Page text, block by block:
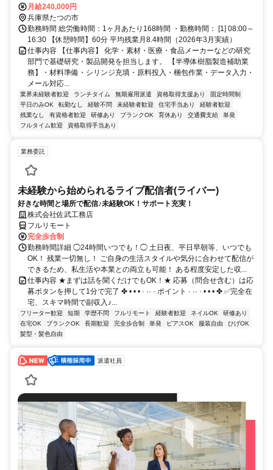
月給240,000円
兵庫県たつの市
勤務時間 総労働時間：1ヶ月あたり168時間 ・勤務時間： [1] 08:00～
16:30 【休憩時間】60分 平均残業月8.4時間（2026年3月実績）
仕事内容 【仕事内容】 化学・素材・医療・食品メーカーなどの研究
部門で基礎研究・製品開発を担当します。 【半導体樹脂製造補助業
務】・材料準備・シリンジ充填・原料投入・梱包作業・データ入力・
メール対応...
業界未経験者歓迎 ランチタイム 無期雇用派遣 資格取得支援あり
固定時間制
平日のみOK
転勤なし 経験不問 未経験者歓迎 住宅手当あり
経験者歓迎
残業なし
有資格者歓迎 研修あり ブランクOK 育休あり 交通費支給
単発
フルタイム歓迎
資格取得手当あり
業務委託
未経験から始められるライブ配信者(ライバー)
好きな時間と場所で配信♪未経験OK！サポート充実！
株式会社佐武工務店
フルリモート
完全歩合制
勤務時間詳細 ◯24時間いつでも！◯ 土日夜、平日早朝等、いつでも
OK！ 残業一切無し！ ご自身の生活スタイルや気分に合わせて配信が
できるため、私生活や本業との両立も可能！ ある程度安定した収...
仕事内容 ★まずは話を聞くだけでもOK！★ 応募（問合せ含む）は応
募ボタンを押して1分で完了 ✤ • • • · ·· · ポイント · ·· · • • • ✤ ✅完全在
宅、スキマ時間で副収入♪...
フリーター歓迎 短期 学歴不問 フルリモート 経験者歓迎 ネイルOK
研修あり
在宅OK
ブランクOK 長期歓迎 完全歩合制 単発 ピアスOK 服装自由
ひげOK
髪型・髪色自由
派遣社員